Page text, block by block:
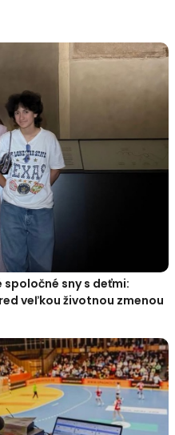
sny s deťmi:
veľkou životnou zmenou